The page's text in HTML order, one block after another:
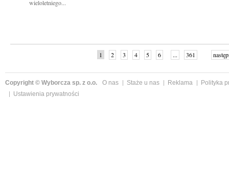
wieloletniego...
1 2 3 4 5 6 ... 361
Copyright © Wyborcza sp. z o.o. O nas Staże u nas Reklama
Polityka
Ustawienia prywatności